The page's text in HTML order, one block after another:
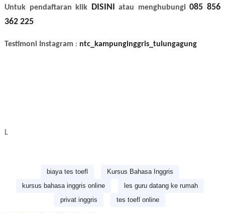
Untuk pendaftaran klik DISINI atau menghubungi085 856
362 225
Testimoni Instagram: ntc_kampunginggris_tulungagung
L
biaya tes toefl
Kursus Bahasa Inggris
kursus bahasa inggris online
les guru datang ke rumah
privat inggris
tes toefl online